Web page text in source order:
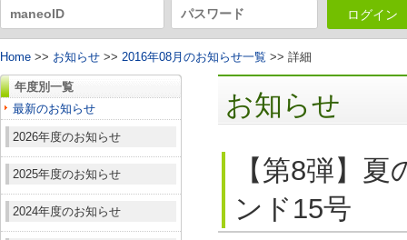
ログイン
Home >> お知らせ >> 2016年08月のお知らせ一覧 >> 詳細
年度別一覧
最新のお知らせ
2026年度のお知らせ
2025年度のお知らせ
2024年度のお知らせ
お知らせ
【第8弾】
ンド15号